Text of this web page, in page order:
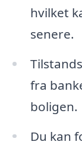
hvilket
senere.
fra
boligen.
Du kan